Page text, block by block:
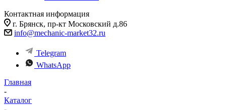
Контактная информация
г. Брянск, пр-кт Московский д.86
info@mechanic-market32.ru
Telegram
WhatsApp
Главная
-
Каталог